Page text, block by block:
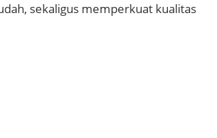
sekaligus memperkuat kualitas